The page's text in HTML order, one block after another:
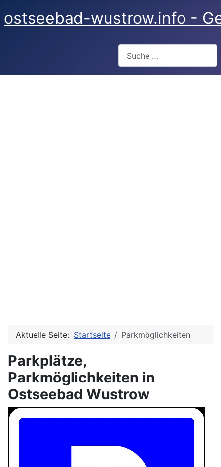
ostseebad-wustrow.info -
Aktuelle Seite: Startseite Parkmöglichkeiten
Parkplätze,
Parkmöglichkeiten in
Ostseebad Wustrow